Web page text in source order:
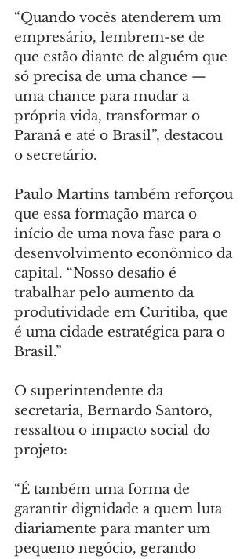
“Quando vocês atenderem um
empresário, lembrem-se de
que estão diante de alguém que
só precisa de uma chance —
uma chance para mudar a
própria vida, transformar o
Paraná e até o Brasil”, destacou
o secretário.
Paulo Martins também reforçou
que essa formação marca o
início de uma nova fase para o
desenvolvimento econômico da
capital. “Nosso desafio é
trabalhar pelo aumento da
produtividade em Curitiba, que
é uma cidade estratégica para o
Brasil.”
O superintendente da
secretaria, Bernardo Santoro,
ressaltou o impacto social do
projeto:
“É também uma forma de
garantir dignidade a quem luta
diariamente para manter um
pequeno negócio, gerando